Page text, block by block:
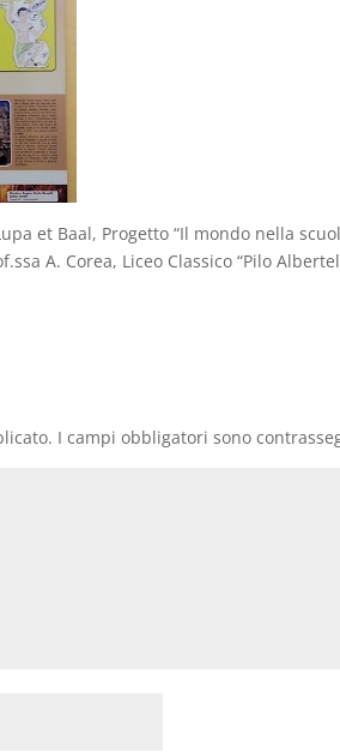
et Baal, Progetto “Il mondo nella
A. Corea, Liceo Classico “Pilo
I campi obbligatori sono